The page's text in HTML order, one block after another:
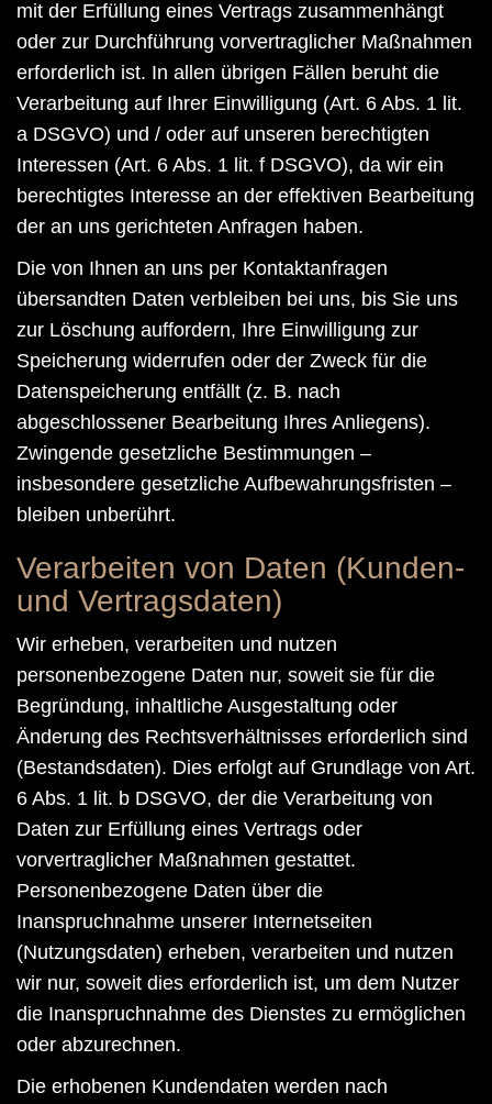
mit der Erfüllung eines Vertrags zusammenhängt
oder zur Durchführung vorvertraglicher Maßnahmen
erforderlich ist. In allen übrigen Fällen beruht die
Verarbeitung auf Ihrer Einwilligung (Art. 6 Abs. 1 lit.
a DSGVO) und / oder auf unseren berechtigten
Interessen (Art. 6 Abs. 1 lit. f DSGVO), da wir ein
berechtigtes Interesse an der effektiven Bearbeitung
der an uns gerichteten Anfragen haben.
Die von Ihnen an uns per Kontaktanfragen
übersandten Daten verbleiben bei uns, bis Sie uns
zur Löschung auffordern, Ihre Einwilligung zur
Speicherung widerrufen oder der Zweck für die
Datenspeicherung entfällt (z. B. nach
abgeschlossener Bearbeitung Ihres Anliegens).
Zwingende gesetzliche Bestimmungen –
insbesondere gesetzliche Aufbewahrungsfristen –
bleiben unberührt.
Verarbeiten von Daten (Kunden-
und Vertragsdaten)
Wir erheben, verarbeiten und nutzen
personenbezogene Daten nur, soweit sie für die
Begründung, inhaltliche Ausgestaltung oder
Änderung des Rechtsverhältnisses erforderlich sind
(Bestandsdaten). Dies erfolgt auf Grundlage von Art.
6 Abs. 1 lit. b DSGVO, der die Verarbeitung von
Daten zur Erfüllung eines Vertrags oder
vorvertraglicher Maßnahmen gestattet.
Personenbezogene Daten über die
Inanspruchnahme unserer Internetseiten
(Nutzungsdaten) erheben, verarbeiten und nutzen
wir nur, soweit dies erforderlich ist, um dem Nutzer
die Inanspruchnahme des Dienstes zu ermöglichen
oder abzurechnen.
Die erhobenen Kundendaten werden nach